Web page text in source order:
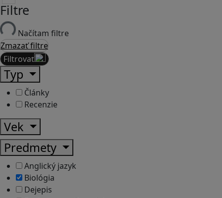
Filtre
Načítam filtre
Zmazať filtre
Filtrovať
Typ
Články
Recenzie
Vek
Predmety
Anglický jazyk
Biológia
Dejepis